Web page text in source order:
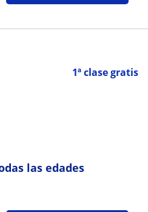
1ª clase gratis
las edades